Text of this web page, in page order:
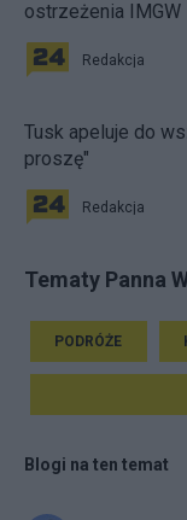
ostrzeżenia IMGW
Redakcja
Tusk apeluje do
proszę"
Redakcja
Tematy Panna
PODRÓŻE
Blogi na ten temat